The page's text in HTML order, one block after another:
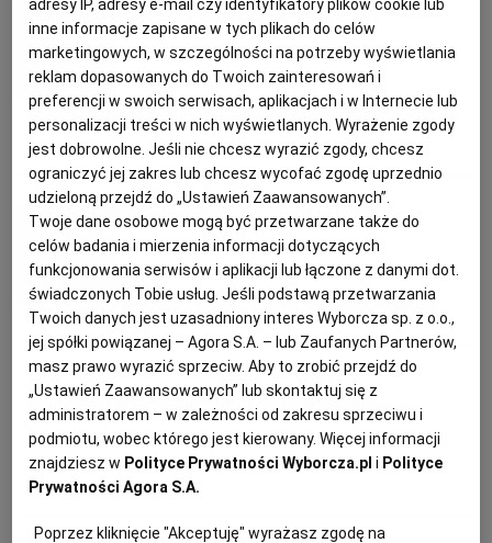
DOMOWE PRZETWORY
SOST, DIPY I INNE DODATKI
KUCHNIA MEKSYKAŃSKA
KUCHNIA INDYJSKA
KUCHNIA HISZPAŃSKA
KUCHNIA NIEMIECKA
GLIWICE
GORZÓW WIELKOPOLSKI
KALISZ
KATOWICE
KIELCE
KOSZALIN
KRAKÓW
WYBORCZA TV I VOD
TYLKO ZDROWIE
KSIĄŻKI. MAGAZYN DO CZYTANIA
NASZA EUROPA
SŁÓWKA. MAGAZYN O JĘZYKU
BIQDATA
JUTRONAUCI
ARCHIWUM
INNE SERWISY
GAZETA.PL
TOK FM
SPORT.PL
Magazyn Kuchnia
Pieczona makrela z sosem
agrestowym
DANIA OBIADOWE GRILL MAKRELA PRZEPISY KULINARNE
Magazyn Kuchnia
Dorada w białym winie
DORADA PRZEPISY KULINARNE RYBY
Anna Gaik
Dorada z grilla
DORADA GRILL KUCHNIA CHORWACKA
adresy IP, adresy e-mail czy identyfikatory plików cookie lub
inne informacje zapisane w tych plikach do celów
marketingowych, w szczególności na potrzeby wyświetlania
reklam dopasowanych do Twoich zainteresowań i
preferencji w swoich serwisach, aplikacjach i w Internecie lub
personalizacji treści w nich wyświetlanych. Wyrażenie zgody
jest dobrowolne. Jeśli nie chcesz wyrazić zgody, chcesz
ograniczyć jej zakres lub chcesz wycofać zgodę uprzednio
udzieloną przejdź do „Ustawień Zaawansowanych”.
Twoje dane osobowe mogą być przetwarzane także do
celów badania i mierzenia informacji dotyczących
funkcjonowania serwisów i aplikacji lub łączone z danymi dot.
świadczonych Tobie usług. Jeśli podstawą przetwarzania
Twoich danych jest uzasadniony interes Wyborcza sp. z o.o.,
jej spółki powiązanej – Agora S.A. – lub Zaufanych Partnerów,
masz prawo wyrazić sprzeciw. Aby to zrobić przejdź do
„Ustawień Zaawansowanych” lub skontaktuj się z
administratorem – w zależności od zakresu sprzeciwu i
podmiotu, wobec którego jest kierowany. Więcej informacji
znajdziesz w Polityce Prywatności Wyborcza.pl i Polityce
Prywatności Agora S.A.
Poprzez kliknięcie "Akceptuję" wyrażasz zgodę na